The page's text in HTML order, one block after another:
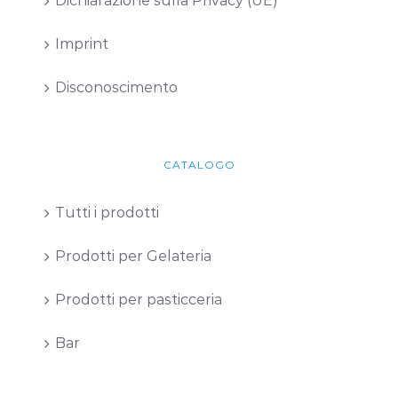
Imprint
Disconoscimento
CATALOGO
Tutti i prodotti
Prodotti per Gelateria
Prodotti per pasticceria
Bar